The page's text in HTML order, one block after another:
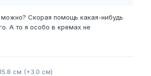
Скорая помощь какая-нибудь
А то я особо в кремах не
см (+3.0 см)